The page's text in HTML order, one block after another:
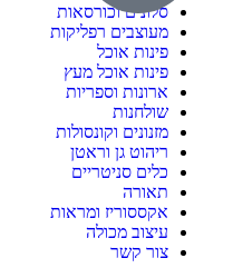
סלונים וכורסאות
מעוצבים רפליקות
פינות אוכל
פינות אוכל מעץ
ארונות וספריות
שולחנות
מזנונים וקונסולות
ריהוט גן וראטן
כלים סניטריים
תאורה
אקססוריז ומראות
עיצוב מכולה
צור קשר